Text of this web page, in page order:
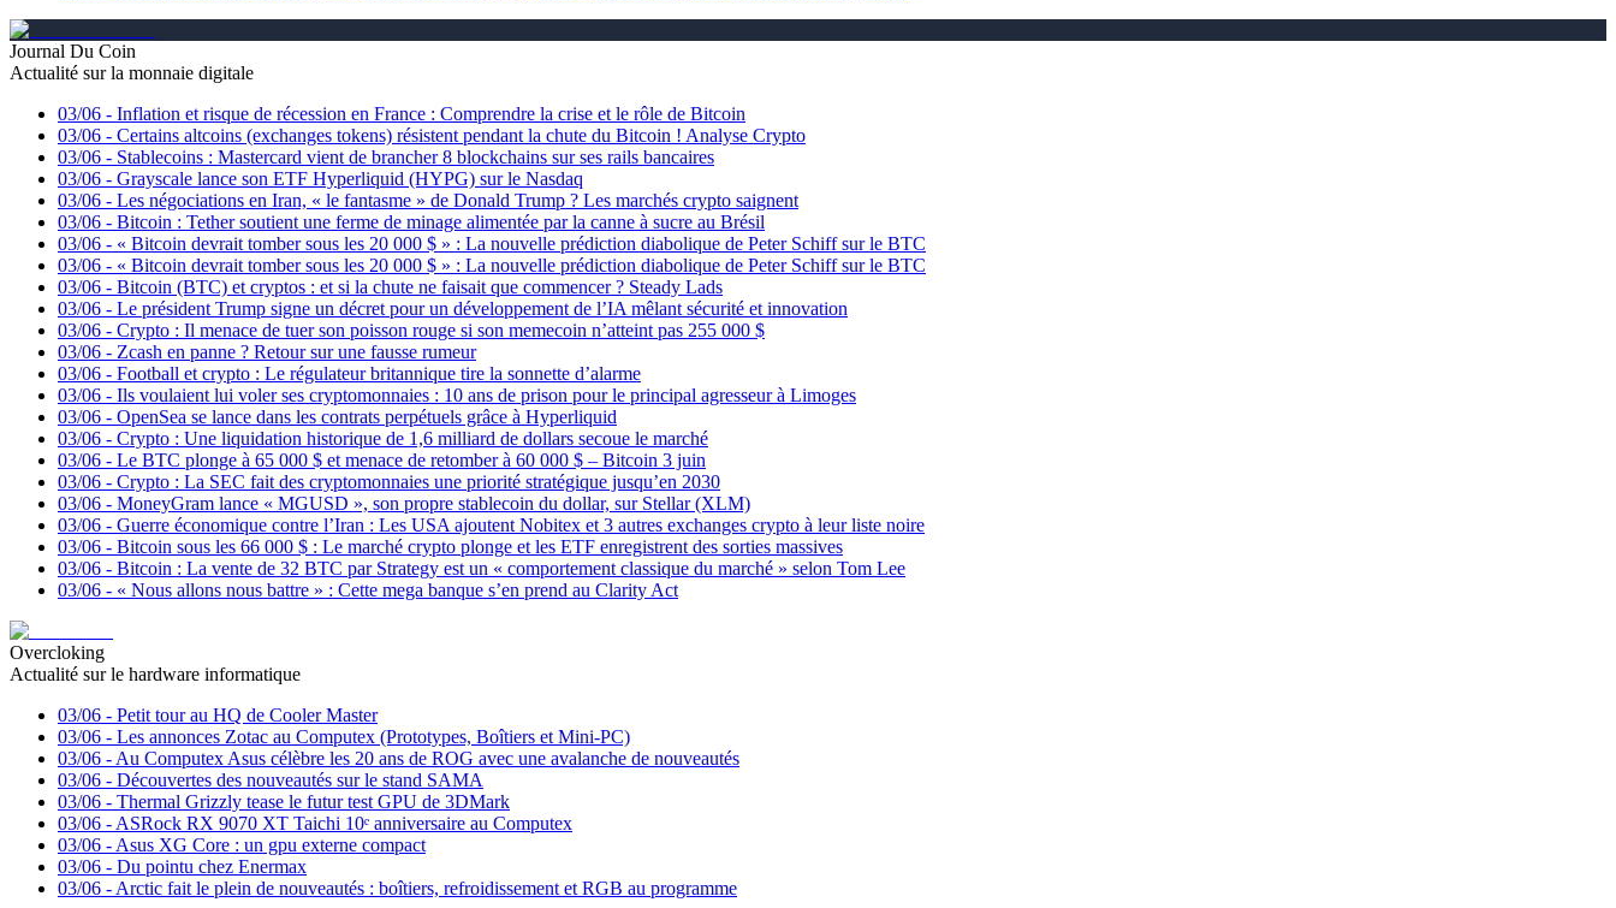
Journal Du Coin
Actualité sur la monnaie digitale
03/06 - Inflation et risque de récession en France : Comprendre la crise et le rôle de Bitcoin
03/06 - Certains altcoins (exchanges tokens) résistent pendant la chute du Bitcoin ! Analyse Crypto
03/06 - Stablecoins : Mastercard vient de brancher 8 blockchains sur ses rails bancaires
03/06 - Grayscale lance son ETF Hyperliquid (HYPG) sur le Nasdaq
03/06 - Les négociations en Iran, « le fantasme » de Donald Trump ? Les marchés crypto saignent
03/06 - Bitcoin : Tether soutient une ferme de minage alimentée par la canne à sucre au Brésil
03/06 - « Bitcoin devrait tomber sous les 20 000 $ » : La nouvelle prédiction diabolique de Peter Schiff sur le BTC
03/06 - « Bitcoin devrait tomber sous les 20 000 $ » : La nouvelle prédiction diabolique de Peter Schiff sur le BTC
03/06 - Bitcoin (BTC) et cryptos : et si la chute ne faisait que commencer ? Steady Lads
03/06 - Le président Trump signe un décret pour un développement de l’IA mêlant sécurité et innovation
03/06 - Crypto : Il menace de tuer son poisson rouge si son memecoin n’atteint pas 255 000 $
03/06 - Zcash en panne ? Retour sur une fausse rumeur
03/06 - Football et crypto : Le régulateur britannique tire la sonnette d’alarme
03/06 - Ils voulaient lui voler ses cryptomonnaies : 10 ans de prison pour le principal agresseur à Limoges
03/06 - OpenSea se lance dans les contrats perpétuels grâce à Hyperliquid
03/06 - Crypto : Une liquidation historique de 1,6 milliard de dollars secoue le marché
03/06 - Le BTC plonge à 65 000 $ et menace de retomber à 60 000 $ – Bitcoin 3 juin
03/06 - Crypto : La SEC fait des cryptomonnaies une priorité stratégique jusqu’en 2030
03/06 - MoneyGram lance « MGUSD », son propre stablecoin du dollar, sur Stellar (XLM)
03/06 - Guerre économique contre l’Iran : Les USA ajoutent Nobitex et 3 autres exchanges crypto à leur liste noire
03/06 - Bitcoin sous les 66 000 $ : Le marché crypto plonge et les ETF enregistrent des sorties massives
03/06 - Bitcoin : La vente de 32 BTC par Strategy est un « comportement classique du marché » selon Tom Lee
03/06 - « Nous allons nous battre » : Cette mega banque s’en prend au Clarity Act
Overcloking
Actualité sur le hardware informatique
03/06 - Petit tour au HQ de Cooler Master
03/06 - Les annonces Zotac au Computex (Prototypes, Boîtiers et Mini-PC)
03/06 - Au Computex Asus célèbre les 20 ans de ROG avec une avalanche de nouveautés
03/06 - Découvertes des nouveautés sur le stand SAMA
03/06 - Thermal Grizzly tease le futur test GPU de 3DMark
03/06 - ASRock RX 9070 XT Taichi 10ᵉ anniversaire au Computex
03/06 - Asus XG Core : un gpu externe compact
03/06 - Du pointu chez Enermax
03/06 - Arctic fait le plein de nouveautés : boîtiers, refroidissement et RGB au programme